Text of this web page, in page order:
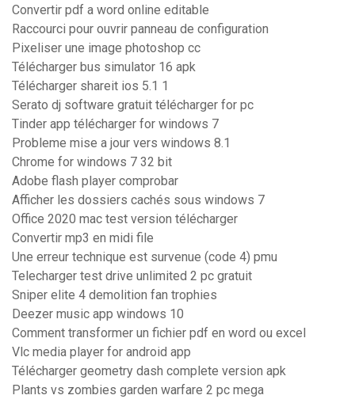
Convertir pdf a word online editable
Raccourci pour ouvrir panneau de configuration
Pixeliser une image photoshop cc
Télécharger bus simulator 16 apk
Télécharger shareit ios 5.1 1
Serato dj software gratuit télécharger for pc
Tinder app télécharger for windows 7
Probleme mise a jour vers windows 8.1
Chrome for windows 7 32 bit
Adobe flash player comprobar
Afficher les dossiers cachés sous windows 7
Office 2020 mac test version télécharger
Convertir mp3 en midi file
Une erreur technique est survenue (code 4) pmu
Telecharger test drive unlimited 2 pc gratuit
Sniper elite 4 demolition fan trophies
Deezer music app windows 10
Comment transformer un fichier pdf en word ou excel
Vlc media player for android app
Télécharger geometry dash complete version apk
Plants vs zombies garden warfare 2 pc mega